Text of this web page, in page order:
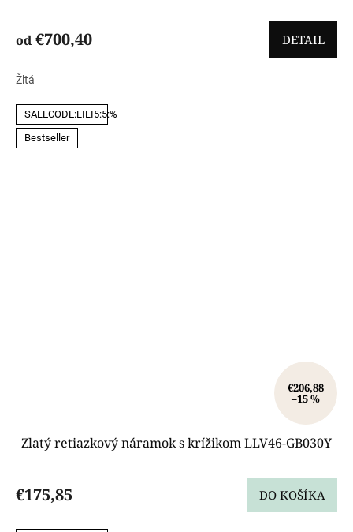
od€700,40 DETAIL
Žltá
SALECODE:LILI5:5:%
Bestseller
€206,88
–15 %
Zlatý retiazkový náramok s krížikom LLV46-GB030Y
€175,85 DO KOŠÍKA